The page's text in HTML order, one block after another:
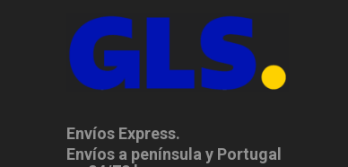
Envíos Express.
Envíos a península y Portugal